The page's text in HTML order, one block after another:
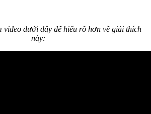
video dưới đây để hiểu rõ hơn về giải thích
này: